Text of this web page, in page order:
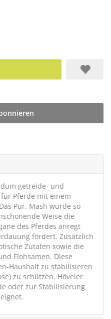
getreide- und
Pferde mit einem
Pur. Mash wurde so
Weise die
des Pferdes anregt
fördert. Zusätzlich
Zutaten sowie die
Flohsamen. Diese
Haushalt zu stabilisieren
zu schützen. Höveler
oder zur Stabilisierung